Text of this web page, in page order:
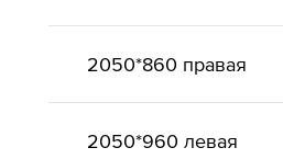
2050*860 правая
2050*960 левая